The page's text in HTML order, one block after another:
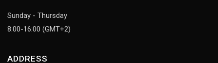
Sunday - Thursday
8:00-16:00 (GMT+2)
ADDRESS